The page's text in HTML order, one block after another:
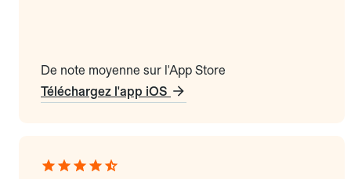
De note moyenne sur l'App Store
Téléchargez l'app iOS